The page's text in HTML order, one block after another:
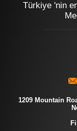
Türkiye 'nin
1209 Mountain